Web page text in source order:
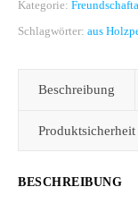
Kategorie:
Schlagwörter: aus
Beschreibung
Produktsicherheit
BESCHREIBUNG